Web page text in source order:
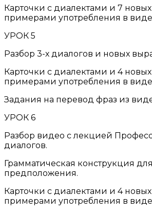
Карточки с диалектами и 7 новых
примерами употребления в
УРОК 5
Разбор 3-х диалогов и новых
Карточки с диалектами и 4 новых
примерами употребления в
Задания на перевод фраз из
УРОК 6
Разбор видео с лекцией
диалогов.
Грамматическая конструкция
предположения.
Карточки с диалектами и 4 новых
примерами употребления в